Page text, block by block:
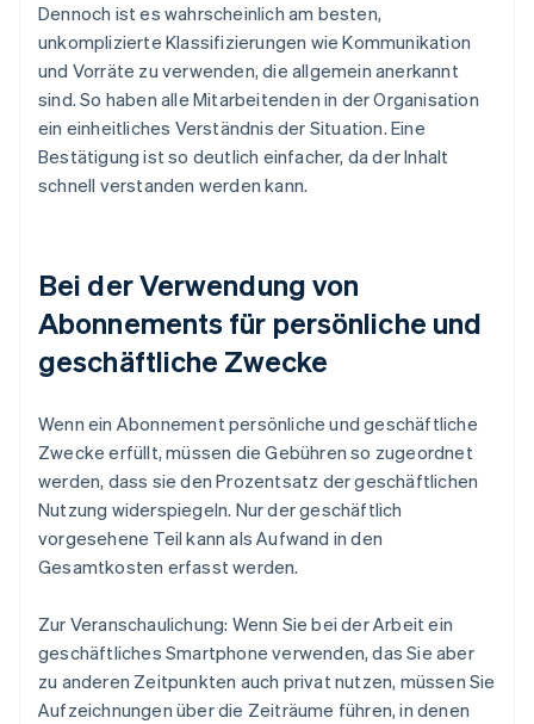
Dennoch ist es wahrscheinlich am besten,
unkomplizierte Klassifizierungen wie Kommunikation
und Vorräte zu verwenden, die allgemein anerkannt
sind. So haben alle Mitarbeitenden in der Organisation
ein einheitliches Verständnis der Situation. Eine
Bestätigung ist so deutlich einfacher, da der Inhalt
schnell verstanden werden kann.
Bei der Verwendung von
Abonnements für persönliche und
geschäftliche Zwecke
Wenn ein Abonnement persönliche und geschäftliche
Zwecke erfüllt, müssen die Gebühren so zugeordnet
werden, dass sie den Prozentsatz der geschäftlichen
Nutzung widerspiegeln. Nur der geschäftlich
vorgesehene Teil kann als Aufwand in den
Gesamtkosten erfasst werden.
Zur Veranschaulichung: Wenn Sie bei der Arbeit ein
geschäftliches Smartphone verwenden, das Sie aber
zu anderen Zeitpunkten auch privat nutzen, müssen Sie
Aufzeichnungen über die Zeiträume führen, in denen